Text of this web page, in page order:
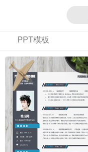
PPT模板